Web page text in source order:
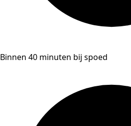
Binnen 40 minuten bij spoed